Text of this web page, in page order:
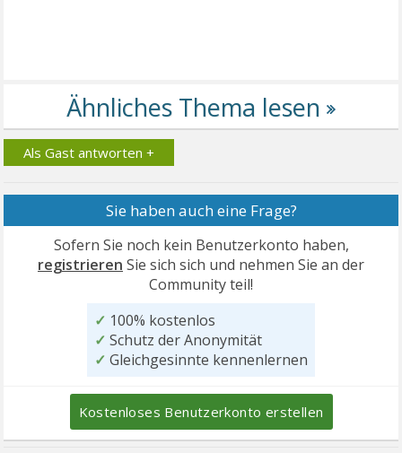
Als Gast antworten +
Sie haben auch eine Frage?
Sofern Sie noch kein Benutzerkonto haben,
registrieren Sie sich sich und nehmen Sie an der
Community teil!
✓ 100% kostenlos
✓ Schutz der Anonymität
✓ Gleichgesinnte kennenlernen
Kostenloses Benutzerkonto erstellen